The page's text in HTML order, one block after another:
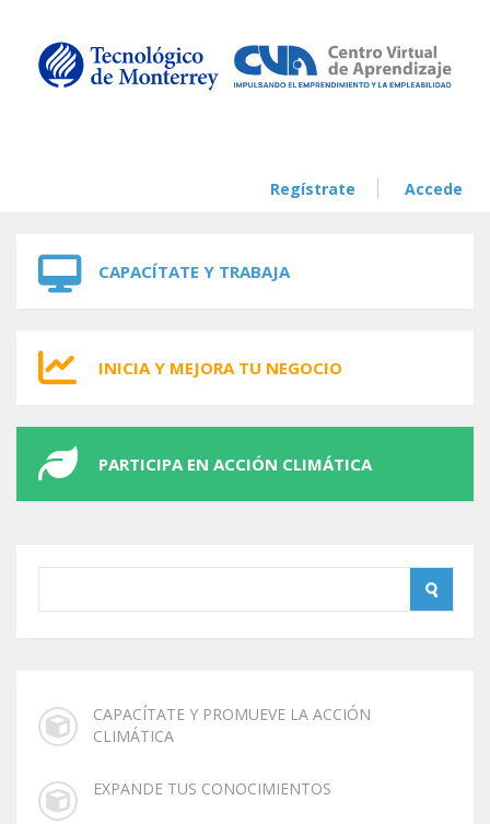
Regístrate Accede
CAPACÍTATE Y TRABAJA
INICIA Y MEJORA TU NEGOCIO
PARTICIPA EN ACCIÓN CLIMÁTICA
CAPACÍTATE Y PROMUEVE LA ACCIÓN
CLIMÁTICA
EXPANDE TUS CONOCIMIENTOS